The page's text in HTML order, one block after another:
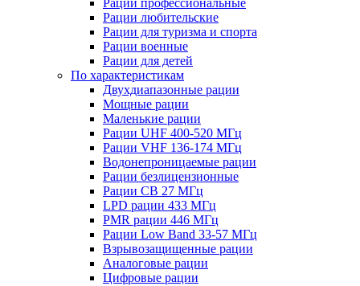
Рации профессиональные
Рации любительские
Рации для туризма и спорта
Рации военные
Рации для детей
По характеристикам
Двухдиапазонные рации
Мощные рации
Маленькие рации
Рации UHF 400-520 МГц
Рации VHF 136-174 МГц
Водонепроницаемые рации
Рации безлицензионные
Рации CB 27 МГц
LPD рации 433 МГц
PMR рации 446 МГц
Рации Low Band 33-57 МГц
Взрывозащищенные рации
Аналоговые рации
Цифровые рации